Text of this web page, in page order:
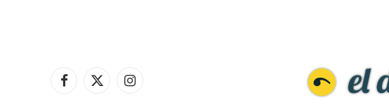
Facebook
X
Instagram